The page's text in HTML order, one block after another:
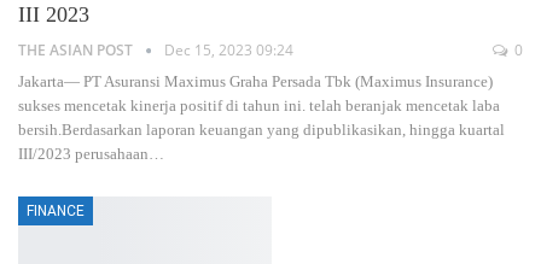
III 2023
THE ASIAN POST Dec 15, 2023 09:24 0
Jakarta— PT Asuransi Maximus Graha Persada Tbk (Maximus Insurance)
sukses mencetak kinerja positif di tahun ini. telah beranjak mencetak laba
bersih.Berdasarkan laporan keuangan yang dipublikasikan, hingga kuartal
III/2023 perusahaan
FINANCE